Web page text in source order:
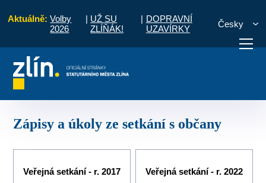
Aktuálně: Volby
2026
| UŽ SU
ZLÍŇÁK!
| DOPRAVNÍ
UZAVÍRKY
Česky
vyřídit Potřebuji zaplatit
Zápisy a úkoly ze setkání s občany
Veřejná setkání - r. 2017 Veřejná setkání - r. 2022